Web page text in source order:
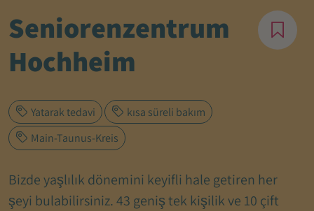
Seniorenzentrum
Hochheim
Yatarak tedavi
kısa süreli bakım
Main-Taunus-Kreis
Bizde yaşlılık dönemini keyifli hale getiren her
şeyi bulabilirsiniz. 43 geniş tek kişilik ve 10 çift